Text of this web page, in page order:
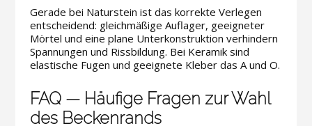
Gerade bei Naturstein ist das korrekte Verlegen
entscheidend: gleichmäßige Auflager, geeigneter
Mörtel und eine plane Unterkonstruktion verhindern
Spannungen und Rissbildung. Bei Keramik sind
elastische Fugen und geeignete Kleber das A und O.
FAQ — Häufige Fragen zur Wahl
des Beckenrands